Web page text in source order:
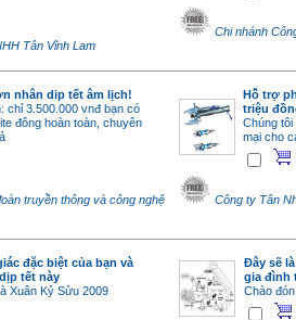
Tân Vĩnh Lam
Chi nhánh
nhân dip tết âm lịch!
chỉ 3.500.000 vnđ bạn có
đông hoàn toàn, chuyên
truyền thông và công nghệ
Hỗ trợ
triệu
Chúng
mại cho
Công ty Tân
đặc biệt của bạn và
tết này
Xuân Kỷ Sửu 2009
Đây sẽ
gia đình
Chào